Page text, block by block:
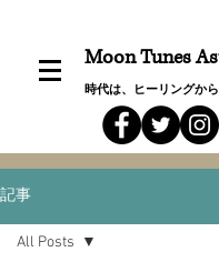
Moon Tunes
時代は、ヒーリングか
記事
All Posts